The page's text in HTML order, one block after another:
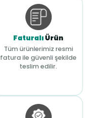
FaturalıÜrün
Tüm ürünlerimiz resmi
fatura ile güvenli şekilde
teslim edilir.